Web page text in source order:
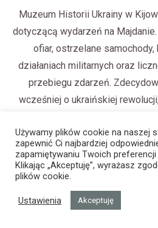
Muzeum Historii Ukrainy w
dotyczącą wydarzeń na
ofiar, ostrzelane samochody,
działaniach militarnych oraz
przebiegu zdarzeń.
wcześniej o ukraińskiej
Używamy plików cookie na naszej
zapewnić Ci najbardziej
zapamiętywaniu Twoich
Klikając „Akceptuję”, wyrażasz
plików cookie.
Ustawienia Akceptuję